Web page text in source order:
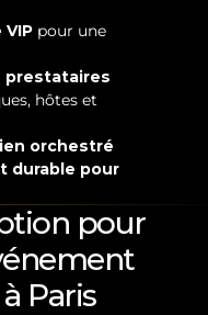
pour une
prestataires
hôtes et
orchestré
durable pour
pour
Paris